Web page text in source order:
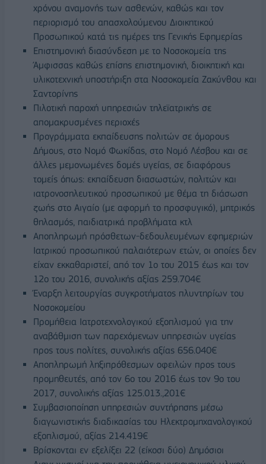
χρόνου αναμονής των ασθενών, καθώς και τον
περιορισμό του απασχολούμενου Διοικητικού
Προσωπικού κατά τις ημέρες της Γενικής Εφημερίας
Επιστημονική διασύνδεση με το Νοσοκομεία της
Άμφισσας καθώς επίσης επιστημονική, διοικητική και
υλικοτεχνική υποστήριξη στα Νοσοκομεία Ζακύνθου και
Σαντορίνης
Πιλοτική παροχή υπηρεσιών τηλεϊατρικής σε
απομακρυσμένες περιοχές
Προγράμματα εκπαίδευσης πολιτών σε όμορους
Δήμους, στο Νομό Φωκίδας, στο Νομό Λέσβου και σε
άλλες μεμονωμένες δομές υγείας, σε διαφόρους
τομείς όπως: εκπαίδευση διασωστών, πολιτών και
ιατρονοσηλευτικού προσωπικού με θέμα τη διάσωση
ζωής στο Αιγαίο (με αφορμή το προσφυγικό), μητρικός
θηλασμός, παιδιατρικά προβλήματα κτλ
Αποπληρωμή πρόσθετων-δεδουλευμένων εφημεριών
Ιατρικού προσωπικού παλαιότερων ετών, οι οποίες δεν
είχαν εκκαθαριστεί, από τον 1ο του 2015 έως και τον
12ο του 2016, συνολικής αξίας 259.704€
Έναρξη λειτουργίας συγκροτήματος πλυντηρίων του
Νοσοκομείου
Προμήθεια Ιατροτεχνολογικού εξοπλισμού για την
αναβάθμιση των παρεχόμενων υπηρεσιών υγείας
προς τους πολίτες, συνολικής αξίας 656.040€
Αποπληρωμή ληξιπρόθεσμων οφειλών προς τους
προμηθευτές, από τον 6ο του 2016 έως τον 9ο του
2017, συνολικής αξίας 125.013.,201€
Συμβασιοποίηση υπηρεσιών συντήρησης μέσω
διαγωνιστικής διαδικασίας του Ηλεκτρομηχανολογικού
εξοπλισμού, αξίας 214.419€
Βρίσκονται εν εξελίξει 22 (είκοσι δύο) Δημόσιοι